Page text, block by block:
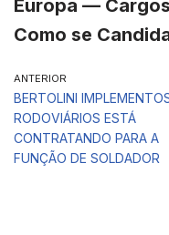
Europa —
Como se
ANTERIOR
BERTOLINI
RODOVIÁRIOS ESTÁ
CONTRATANDO PARA A
FUNÇÃO DE SOLDADOR